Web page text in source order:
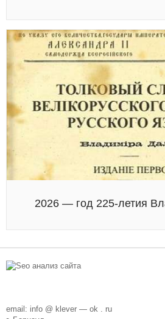
2026 — год 225-летия
email: info @ klever — ok . ru